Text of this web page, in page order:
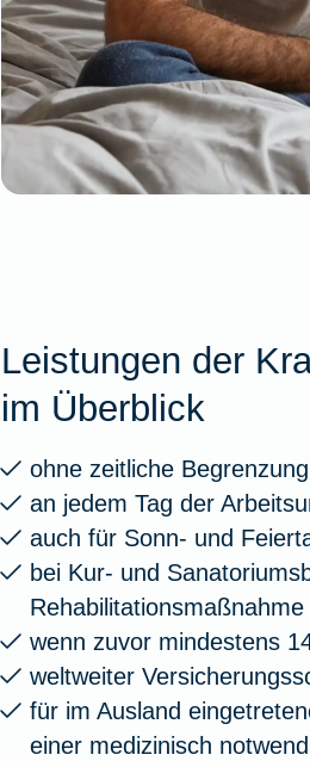
Leistungen der
im Überblick
ohne zeitliche Begrenzung
an jedem Tag der
auch für Sonn- und
bei Kur- und
Rehabilitationsmaßnahme
wenn zuvor mindestens
weltweiter
für im Ausland
einer medizinisch